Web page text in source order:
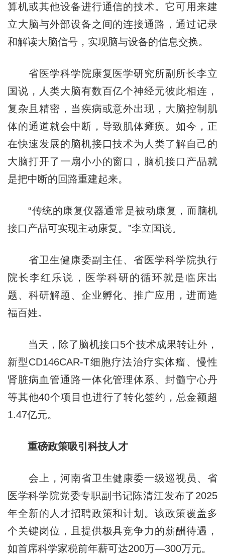
算机或其他设备进行通信的技术。它可用来建
立大脑与外部设备之间的连接通路，通过记录
和解读大脑信号，实现脑与设备的信息交换。
省医学科学院康复医学研究所副所长李立
国说，人类大脑有数百亿个神经元彼此相连，
复杂且精密，当疾病或意外出现，大脑控制肌
体的通道就会中断，导致肌体瘫痪。如今，正
在快速发展的脑机接口技术为人类了解自己的
大脑打开了一扇小小的窗口，脑机接口产品就
是把中断的回路重建起来。
“传统的康复仪器通常是被动康复，而脑机
接口产品可实现主动康复。”李立国说。
省卫生健康委副主任、省医学科学院执行
院长李红乐说，医学科研的循环就是临床出
题、科研解题、企业孵化、推广应用，进而造
福百姓。
当天，除了脑机接口5个技术成果转让外，
新型CD146CAR-T细胞疗法治疗实体瘤、慢性
肾脏病血管通路一体化管理体系、封髓宁心丹
等其他40个项目也进行了转化签约，总金额超
1.47亿元。
重磅政策吸引科技人才
会上，河南省卫生健康委一级巡视员、省
医学科学院党委专职副书记陈清江发布了2025
年全新的人才招聘政策和计划。该政策覆盖多
个关键岗位，且提供极具竞争力的薪酬待遇，
如首席科学家税前年薪可达200万—300万元。